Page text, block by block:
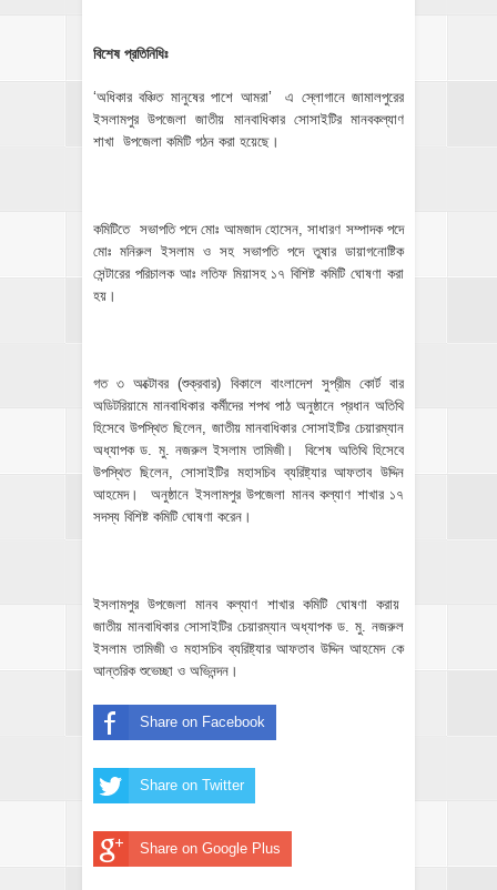
বিশেষ প্রতিনিধিঃ
‘অধিকার বঞ্চিত মানুষের পাশে আমরা’ এ স্লোগানে জামালপুরের
ইসলামপুর উপজেলা জাতীয় মানবাধিকার সোসাইটির মানবকল্যাণ
শাখা উপজেলা কমিটি গঠন করা হয়েছে।
কমিটিতে সভাপতি পদে মোঃ আমজাদ হোসেন, সাধারণ সম্পাদক পদে
মোঃ মনিরুল ইসলাম ও সহ সভাপতি পদে তুষার ডায়াগনোষ্টিক
সেন্টারের পরিচালক আঃ লতিফ মিয়াসহ ১৭ বিশিষ্ট কমিটি ঘোষণা করা
হয়।
গত ৩ অক্টোবর (শুক্রবার) বিকালে বাংলাদেশ সুপ্রীম কোর্ট বার
অডিটরিয়ামে মানবাধিকার কর্মীদের শপথ পাঠ অনুষ্ঠানে প্রধান অতিথি
হিসেবে ‍উপস্থিত ছিলেন, জাতীয় মানবাধিকার সোসাইটির চেয়ারম্যান
অধ্যাপক ড. মু. নজরুল ইসলাম তামিজী। বিশেষ অতিথি হিসেবে
উপস্থিত ছিলেন, সোসাইটির মহাসচিব ব্যরিষ্ট্যার আফতাব উদ্দিন
আহমেদ। অনুষ্ঠানে ইসলামপুর উপজেলা মানব কল্যাণ শাখার ১৭
সদস্য বিশিষ্ট কমিটি ঘোষণা করেন।
ইসলামপুর উপজেলা মানব কল্যাণ শাখার কমিটি ঘোষণা করায়
জাতীয় মানবাধিকার সোসাইটির চেয়ারম্যান অধ্যাপক ড. মু. নজরুল
ইসলাম তামিজী ও মহাসচিব ব্যরিষ্ট্যার আফতাব উদ্দিন আহমেদ কে
আন্তরিক শুভেচ্ছা ও অভিনন্দন।
Share on Facebook
Share on Twitter
Share on Google Plus